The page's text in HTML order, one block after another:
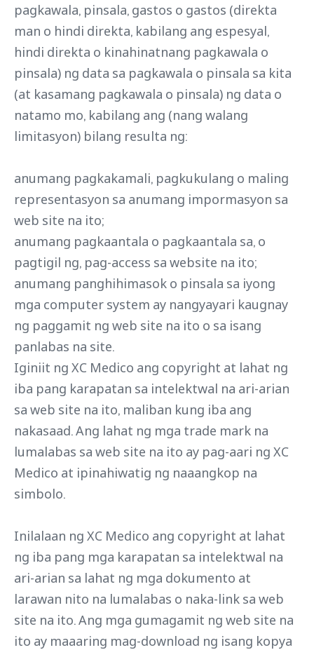
pagkawala, pinsala, gastos o gastos (direkta
man o hindi direkta, kabilang ang espesyal,
hindi direkta o kinahinatnang pagkawala o
pinsala) ng data sa pagkawala o pinsala sa kita
(at kasamang pagkawala o pinsala) ng data o
natamo mo, kabilang ang (nang walang
limitasyon) bilang resulta ng:
anumang pagkakamali, pagkukulang o maling
representasyon sa anumang impormasyon sa
web site na ito;
anumang pagkaantala o pagkaantala sa, o
pagtigil ng, pag-access sa website na ito;
anumang panghihimasok o pinsala sa iyong
mga computer system ay nangyayari kaugnay
ng paggamit ng web site na ito o sa isang
panlabas na site.
Iginiit ng XC Medico ang copyright at lahat ng
iba pang karapatan sa intelektwal na ari-arian
sa web site na ito, maliban kung iba ang
nakasaad. Ang lahat ng mga trade mark na
lumalabas sa web site na ito ay pag-aari ng XC
Medico at ipinahiwatig ng naaangkop na
simbolo.
Inilalaan ng XC Medico ang copyright at lahat
ng iba pang mga karapatan sa intelektwal na
ari-arian sa lahat ng mga dokumento at
larawan nito na lumalabas o naka-link sa web
site na ito. Ang mga gumagamit ng web site na
ito ay maaaring mag-download ng isang kopya